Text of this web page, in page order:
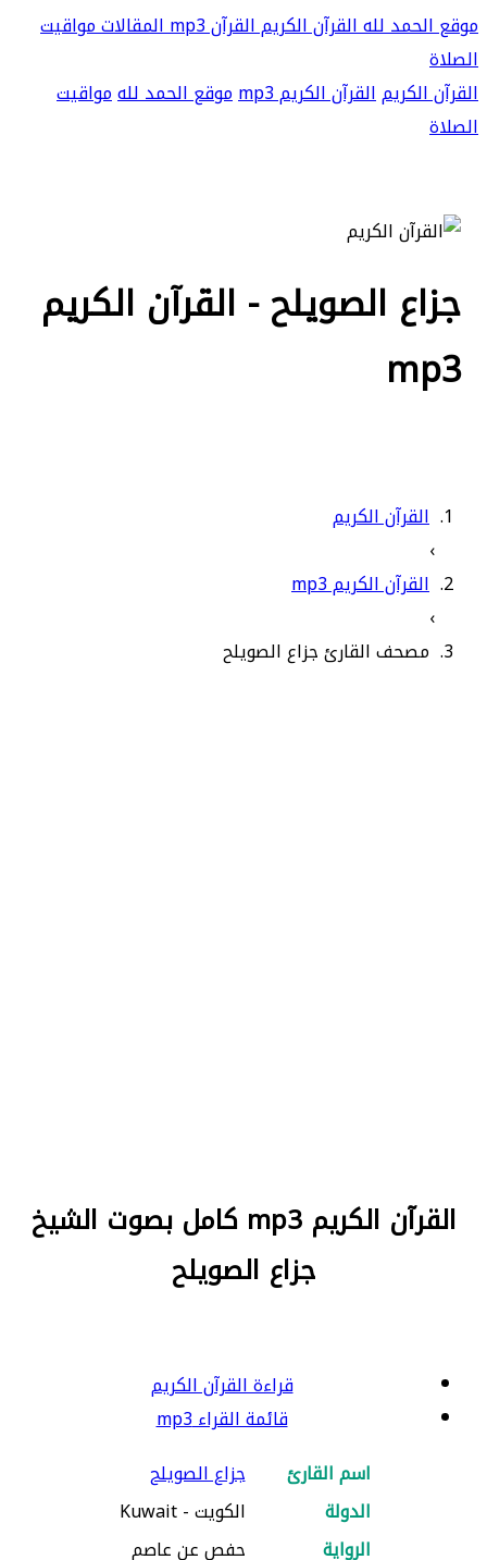
موقع الحمد للهالقرآن الكريمالقرآن mp3 المقالاتمواقيت
الصلاة
القرآن الكريمالقرآن الكريم mp3 موقع الحمد للهمواقيت
الصلاة
جزاع الصويلح - القرآن الكريم
mp3
القرآن الكريم
›
القرآن الكريم mp3
›
مصحف القارئ جزاع الصويلح
القرآن الكريم mp3 كامل بصوت الشيخ
جزاع الصويلح
قراءة القرآن الكريم
قائمة القراء mp3
اسم القارئ
جزاع الصويلح
الدولة
الكويت - Kuwait
الرواية
حفص عن عاصم